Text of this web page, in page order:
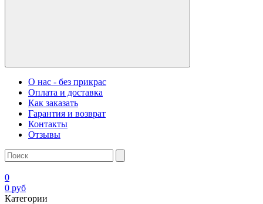
О нас - без прикрас
Оплата и доставка
Как заказать
Гарантия и возврат
Контакты
Отзывы
0
0 руб
Категории